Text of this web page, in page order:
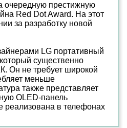
очередную престижную
Red Dot Award. На этот
за разработку новой
LG портативный
существенно
Он не требует широкой
меньше
также представляет
OLED-панель
реализована в телефонах